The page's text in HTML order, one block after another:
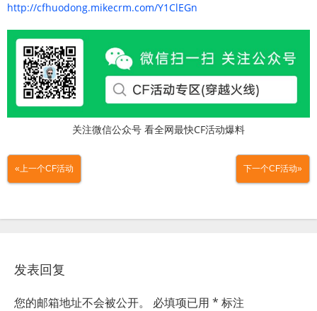
http://cfhuodong.mikecrm.com/Y1ClEGn
关注微信公众号 看全网最快CF活动爆料
«上一个CF活动 下一个CF活动»
发表回复
您的邮箱地址不会被公开。 必填项已用 * 标注